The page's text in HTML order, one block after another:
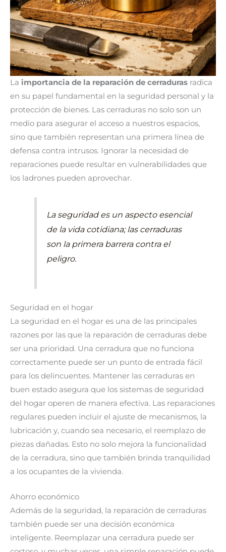
La importancia de la reparación de cerraduras radica
en su papel fundamental en la seguridad personal y la
protección de bienes. Las cerraduras no solo son un
medio para asegurar el acceso a nuestros espacios,
sino que también representan una primera línea de
defensa contra intrusos. Ignorar la necesidad de
reparaciones puede resultar en vulnerabilidades que
los ladrones pueden aprovechar.
La seguridad es un aspecto esencial
de la vida cotidiana; las cerraduras
son la primera barrera contra el
peligro.
Seguridad en el hogar
La seguridad en el hogar es una de las principales
razones por las que la reparación de cerraduras debe
ser una prioridad. Una cerradura que no funciona
correctamente puede ser un punto de entrada fácil
para los delincuentes. Mantener las cerraduras en
buen estado asegura que los sistemas de seguridad
del hogar operen de manera efectiva. Las reparaciones
regulares pueden incluir el ajuste de mecanismos, la
lubricación y, cuando sea necesario, el reemplazo de
piezas dañadas. Esto no solo mejora la funcionalidad
de la cerradura, sino que también brinda tranquilidad
a los ocupantes de la vivienda.
Ahorro económico
Además de la seguridad, la reparación de cerraduras
también puede ser una decisión económica
inteligente. Reemplazar una cerradura puede ser